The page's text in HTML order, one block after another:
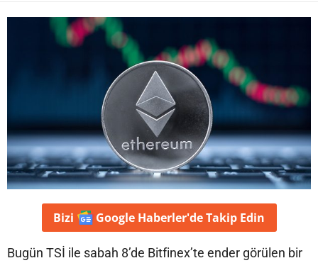
Bizi Google Haberler'deTakip Edin
Bugün TSİ ile sabah 8’de Bitfinex’te ender görülen bir